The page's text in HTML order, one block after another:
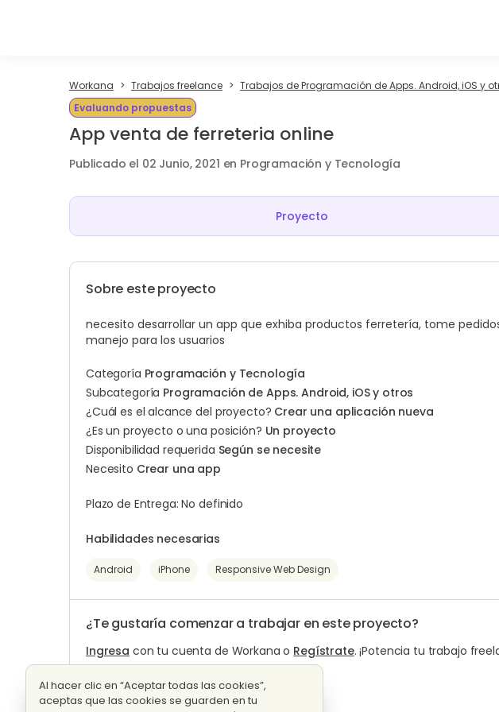
Workana Trabajos freelance
Trabajos de Programación de Apps. Android, iOS y
Evaluando propuestas
App venta de ferreteria online
Publicado el 02 Junio, 2021 en Programación y Tecnología
Proyecto
Sobre este proyecto
necesito desarrollar un app que exhiba productos ferretería, tome
manejo para los usuarios
Categoría Programación y Tecnología
Subcategoría Programación de Apps. Android, iOS y otros
¿Cuál es el alcance del proyecto? Crear una aplicación nueva
¿Es un proyecto o una posición? Un proyecto
Disponibilidad requerida Según se necesite
Necesito Crear una app
Plazo de Entrega: No definido
Habilidades necesarias
Android iPhone Responsive Web Design
¿Te gustaría comenzar a trabajar en este proyecto?
Ingresa con tu cuenta de Workana o Regístrate. ¡Potencia tu trabajo
Al hacer clic en “Aceptar todas las cookies”,
aceptas que las cookies se guarden en tu